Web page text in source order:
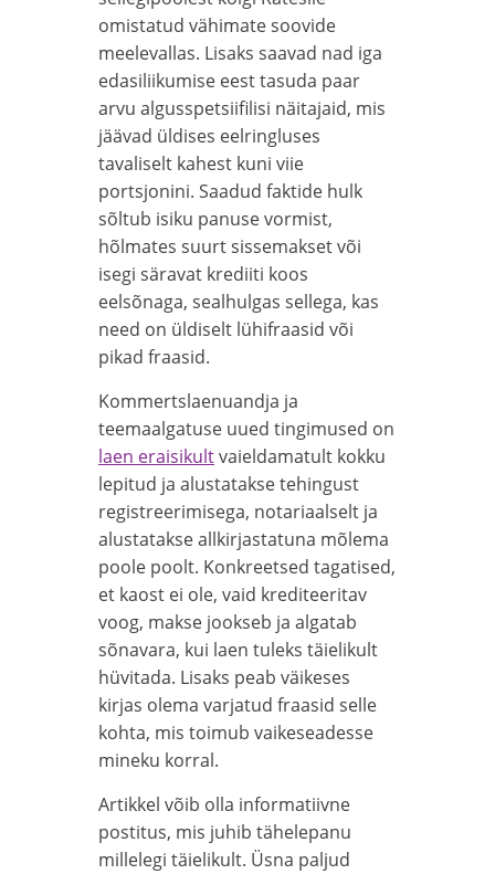
omistatud vähimate soovide
meelevallas. Lisaks saavad nad iga
edasiliikumise eest tasuda paar
arvu algusspetsiifilisi näitajaid, mis
jäävad üldises eelringluses
tavaliselt kahest kuni viie
portsjonini. Saadud faktide hulk
sõltub isiku panuse vormist,
hõlmates suurt sissemakset või
isegi säravat krediiti koos
eelsõnaga, sealhulgas sellega, kas
need on üldiselt lühifraasid või
pikad fraasid.
Kommertslaenuandja ja
teemaalgatuse uued tingimused on
laen eraisikultvaieldamatult kokku
lepitud ja alustatakse tehingust
registreerimisega, notariaalselt ja
alustatakse allkirjastatuna mõlema
poole poolt. Konkreetsed tagatised,
et kaost ei ole, vaid krediteeritav
voog, makse jookseb ja algatab
sõnavara, kui laen tuleks täielikult
hüvitada. Lisaks peab väikeses
kirjas olema varjatud fraasid selle
kohta, mis toimub vaikeseadesse
mineku korral.
Artikkel võib olla informatiivne
postitus, mis juhib tähelepanu
millelegi täielikult. Üsna paljud